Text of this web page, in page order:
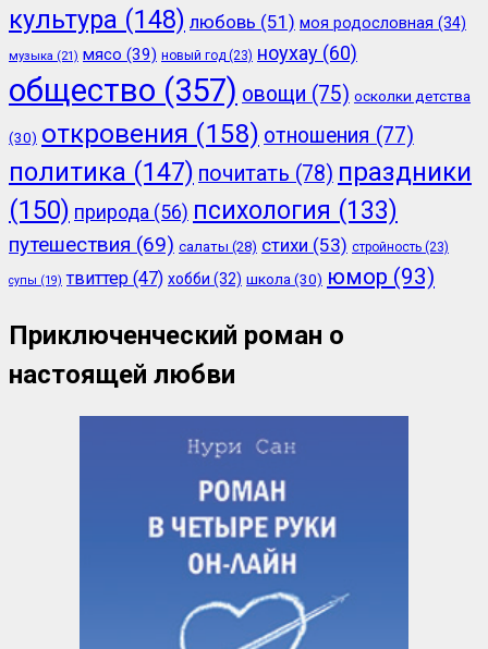
культура (148) любовь (51) моя родословная (34)
музыка (21) мясо (39) новый год (23) ноухау (60)
общество (357) овощи (75) осколки детства
(30) откровения (158) отношения (77)
политика (147) почитать (78) праздники
(150) природа (56) психология (133)
путешествия (69) салаты (28) стихи (53) стройность (23)
супы (19) твиттер (47) хобби (32) школа(30) юмор (93)
Приключенческий роман о
настоящей любви